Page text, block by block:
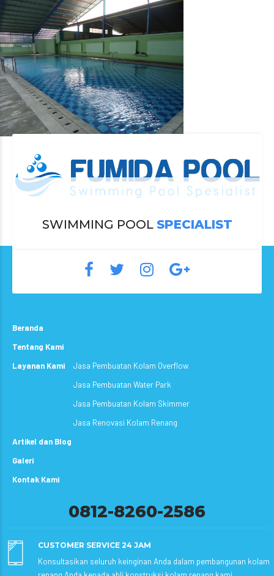
SWIMMING POOL SPECIALIST
Beranda
Tentang Kami
Layanan Kami
Jasa Pembuatan Kolam Overflow
Jasa Pembuatan Water Park
Jasa Pembuatan Kolam Skimmer
Jasa Renovasi Kolam Renang
Artikel dan Blog
Galeri
Kontak Kami
0812-8260-2586
CUSTOMER SERVICE 24 JAM
Konsultasikan seluruh keinginan Anda dalam pembangunan kolam